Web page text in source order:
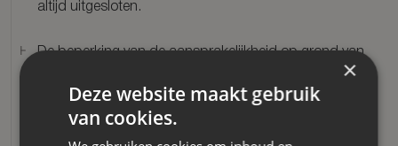
altijd uitgesloten.
De beperking van de aansprakelijkheid op grond van
gelaten in het geval van opzet of bewuste
×
Deze website maakt gebruik
van cookies.